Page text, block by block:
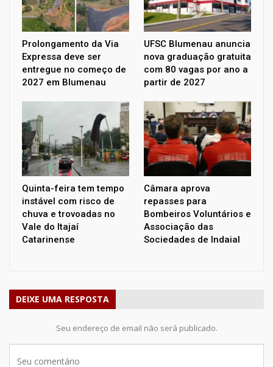
Prolongamento da Via
Expressa deve ser
entregue no começo de
2027 em Blumenau
UFSC Blumenau anuncia
nova graduação gratuita
com 80 vagas por ano a
partir de 2027
Quinta-feira tem tempo
instável com risco de
chuva e trovoadas no
Vale do Itajaí
Catarinense
Câmara aprova
repasses para
Bombeiros Voluntários e
Associação das
Sociedades de Indaial
DEIXE UMA RESPOSTA
Seu endereço de email não será publicado.